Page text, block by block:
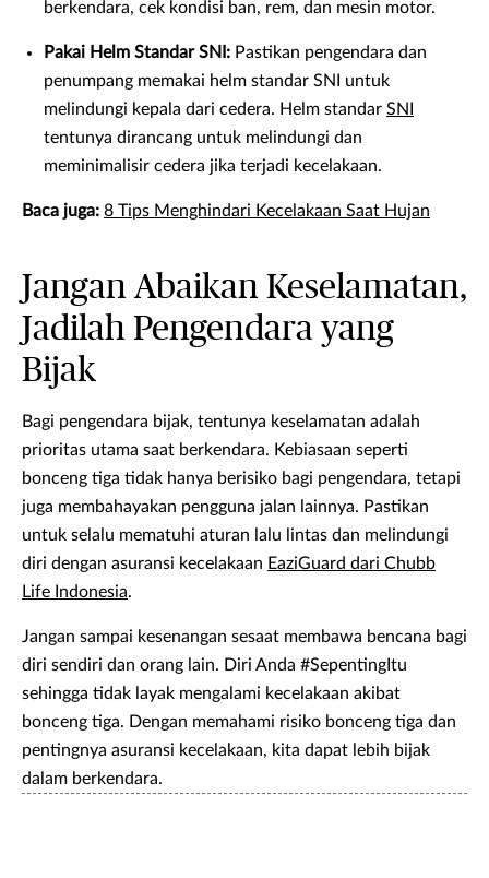
berkendara, cek kondisi ban, rem, dan mesin motor.
Pakai Helm Standar SNI: Pastikan pengendara dan
penumpang memakai helm standar SNI untuk
melindungi kepala dari cedera. Helm standar SNI
tentunya dirancang untuk melindungi dan
meminimalisir cedera jika terjadi kecelakaan.
Baca juga: 8 Tips Menghindari Kecelakaan Saat Hujan
Jangan Abaikan Keselamatan,
Jadilah Pengendara yang
Bijak
Bagi pengendara bijak, tentunya keselamatan adalah
prioritas utama saat berkendara. Kebiasaan seperti
bonceng tiga tidak hanya berisiko bagi pengendara, tetapi
juga membahayakan pengguna jalan lainnya. Pastikan
untuk selalu mematuhi aturan lalu lintas dan melindungi
diri dengan asuransi kecelakaan EaziGuard dari Chubb
Life Indonesia.
Jangan sampai kesenangan sesaat membawa bencana bagi
diri sendiri dan orang lain. Diri Anda #SepentingItu
sehingga tidak layak mengalami kecelakaan akibat
bonceng tiga. Dengan memahami risiko bonceng tiga dan
pentingnya asuransi kecelakaan, kita dapat lebih bijak
dalam berkendara.